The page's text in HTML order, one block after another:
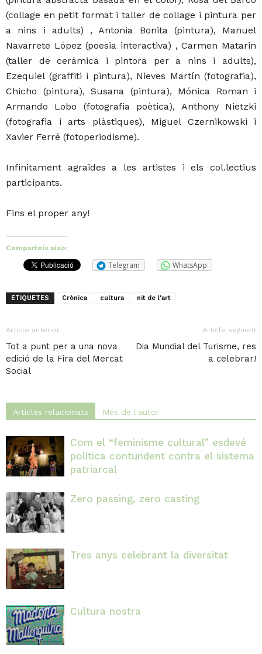
(collage en petit format i taller de collage i pintura per
a nins i adults) , Antonia Bonita (pintura), Manuel
Navarrete López (poesia interactiva) , Carmen Matarin
(taller de cerámica i pintora per a nins i adults),
Ezequiel (graffiti i pintura), Nieves Martín (fotografia),
Chicho (pintura), Susana (pintura), Mónica Roman i
Armando Lobo (fotografia poètica), Anthony Nietzki
(fotografia i arts plàstiques), Miguel Czernikowski i
Xavier Ferré (fotoperiodisme).
Infinitament agraïdes a les artistes i els col.lectius
participants.
Fins el proper any!
Comparteix això:
Telegram WhatsApp
ETIQUETES Crònica cultura nit de l'art
Article anterior
Tot a punt per a una nova
edició de la Fira del Mercat
Social
Article següent
Dia Mundial del Turisme, res
a celebrar!
Articles relacionats Més de l'autor
Com el “feminisme cultural” esdevé
política contundent contra el sistema
patriarcal
Zero passing, zero casting
Tres anys celebrant la diversitat
Cultura nostra